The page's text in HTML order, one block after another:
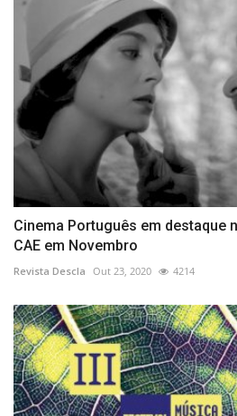
Cinema Português em destaque
CAE em Novembro
Revista Descla Out 23, 2020 4214